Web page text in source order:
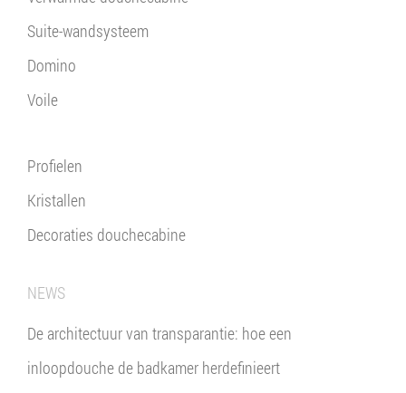
Suite-wandsysteem
Domino
Voile
Profielen
Kristallen
Decoraties douchecabine
NEWS
De architectuur van transparantie: hoe een
inloopdouche de badkamer herdefinieert